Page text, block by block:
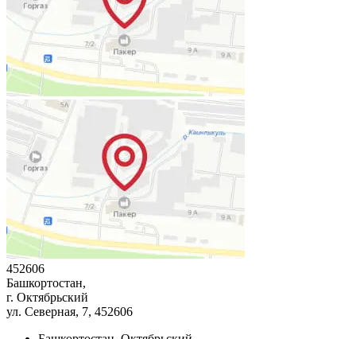
452606
Башкортостан,
г. Октябрьский
ул. Северная, 7, 452606